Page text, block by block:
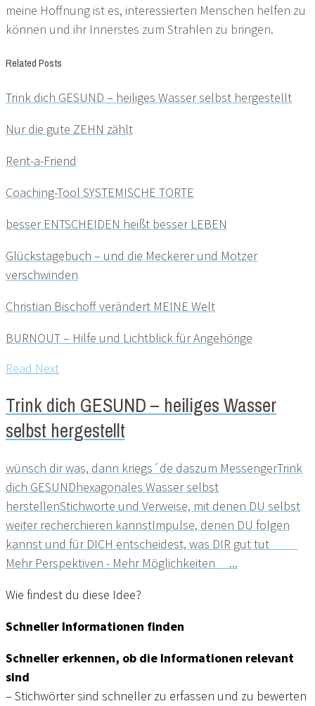
meine Hoffnung ist es, interessierten Menschen helfen zu
können und ihr Innerstes zum Strahlen zu bringen.
Related Posts
Trink dich GESUND – heiliges Wasser selbst hergestellt
Nur die gute ZEHN zählt
Rent-a-Friend
Coaching-Tool SYSTEMISCHE TORTE
besser ENTSCHEIDEN heißt besser LEBEN
Glückstagebuch – und die Meckerer und Motzer
verschwinden
Christian Bischoff verändert MEINE Welt
BURNOUT – Hilfe und Lichtblick für Angehörige
Read Next
Trink dich GESUND – heiliges Wasser
selbst hergestellt
wünsch dir was, dann kriegs´de daszum MessengerTrink
dich GESUND​hexagonales Wasser selbst
herstellenStichworte und Verweise, mit denen DU selbst
weiter recherchieren kannstImpulse, denen DU folgen
kannst und für DICH entscheidest, was DIR gut tut
Mehr Perspektiven - Mehr Möglichkeiten ...
Wie findest du diese Idee?
Schneller Informationen finden
Schneller erkennen, ob die Informationen relevant
sind
– Stichwörter sind schneller zu erfassen und zu bewerten